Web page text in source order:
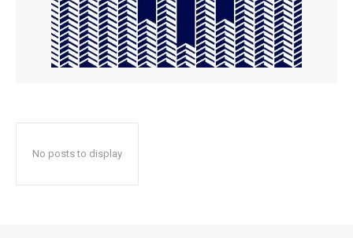
No posts to display